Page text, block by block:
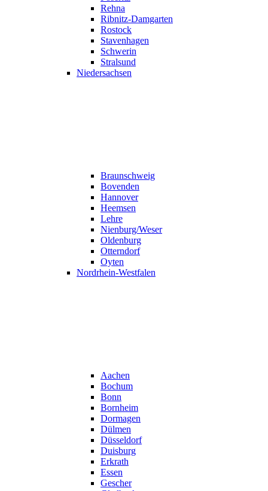
Rehna
Ribnitz-Damgarten
Rostock
Stavenhagen
Schwerin
Stralsund
Niedersachsen
Braunschweig
Bovenden
Hannover
Heemsen
Lehre
Nienburg/Weser
Oldenburg
Otterndorf
Oyten
Nordrhein-Westfalen
Aachen
Bochum
Bonn
Bornheim
Dormagen
Dülmen
Düsseldorf
Duisburg
Erkrath
Essen
Gescher